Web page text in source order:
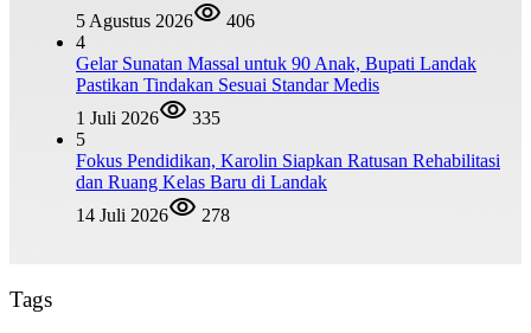
5 Agustus 2026
406
4
Gelar Sunatan Massal untuk 90 Anak, Bupati Landak
Pastikan Tindakan Sesuai Standar Medis
1 Juli 2026
335
5
Fokus Pendidikan, Karolin Siapkan Ratusan Rehabilitasi
dan Ruang Kelas Baru di Landak
14 Juli 2026
278
Tags